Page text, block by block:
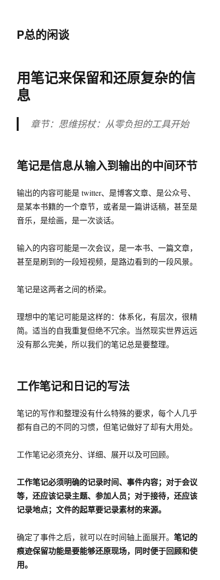
P总的闲谈
用笔记来保留和还原复杂的信
息
章节：思维拐杖：从零负担的工具开始
笔记是信息从输入到输出的中间环节
输出的内容可能是 twitter、是博客文章、是公众号、
是某本书籍的一个章节，或者是一篇讲话稿，甚至是
音乐，是绘画，是一次谈话。
输入的内容可能是一次会议，是一本书、一篇文章，
甚至是刷到的一段短视频，是路边看到的一段风景。
笔记是这两者之间的桥梁。
理想中的笔记可能是这样的：体系化，有层次，很精
简。适当的自我重复但绝不冗余。当然现实世界远远
没有那么完美，所以我们的笔记总是要整理。
工作笔记和日记的写法
笔记的写作和整理没有什么特殊的要求，每个人几乎
都有自己的不同的习惯，但笔记做好了却有大用处。
工作笔记必须充分、详细、展开以及可回顾。
工作笔记必须明确的记录时间、事件内容；对于会议
等，还应该记录主题、参加人员；对于接待，还应该
记录地点；文件的起草要记录素材的来源。
确定了事件之后，就可以在时间轴上面展开。笔记的
痕迹保留功能是要能够还原现场，同时便于回顾和使
用。